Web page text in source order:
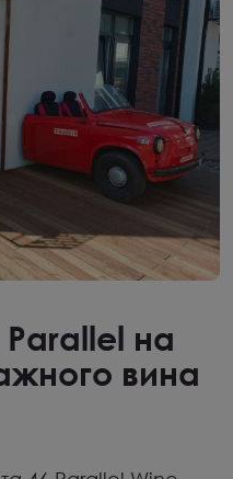
Parallel на
вина